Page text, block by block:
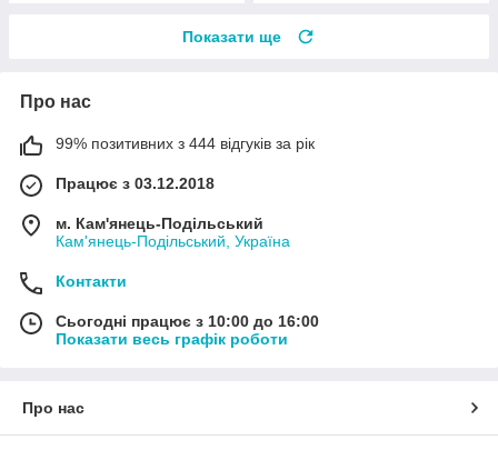
Показати ще
Про нас
99% позитивних з 444 відгуків за рік
Працює з 03.12.2018
м. Кам'янець-Подільський
Кам'янець-Подільський, Україна
Контакти
Сьогодні працює з 10:00 до 16:00
Показати весь графік роботи
Про нас